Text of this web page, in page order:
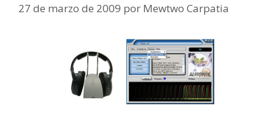
27 de marzo de 2009 por Mewtwo Carpatia